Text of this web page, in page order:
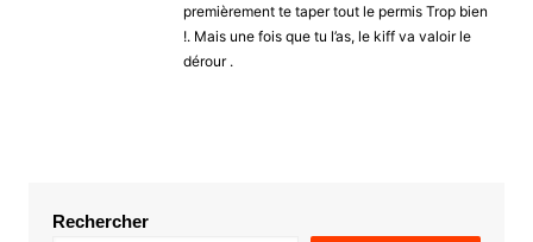
premièrement te taper tout le permis Trop bien
!. Mais une fois que tu l’as, le kiff va valoir le
dérour .
Rechercher